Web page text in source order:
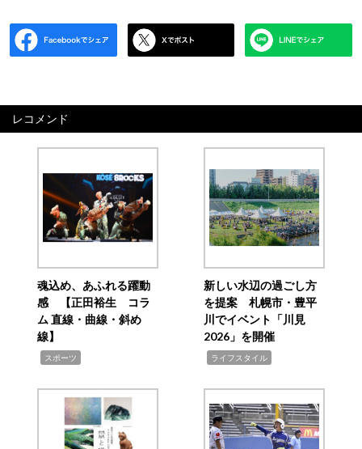
レコメンド
魂込め、あふれる躍動
感 【正田裕生 コラ
ム 直線・曲線・斜め
線】
スポーツ
新しい水辺の過ごし方
を提案 札幌市・豊平
川でイベント「川見
2026」を開催
ライフスタイル